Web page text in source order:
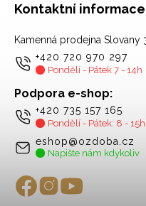
Kontaktní informace
Kamenná prodejna Slovany
+420 720 970 297
Pondělí - Pátek 7 - 14h
Podpora e-shop:
+420 735 157 165
Pondělí - Pátek: 8 - 15h
eshop@ozdoba.cz
Napište nám kdykoliv